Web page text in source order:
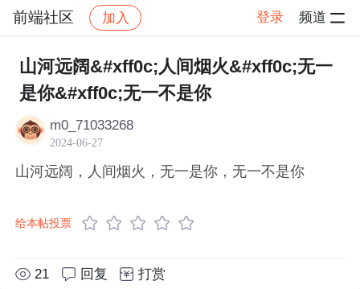
前端社区 加入 登录 频道
社区 前端社区 感慨 帖子详情
山河远阔&#xff0c;人间烟火&#xff0c;无一
是你&#xff0c;无一不是你
m0_71033268
2024-06-27
山河远阔，人间烟火，无一是你，无一不是你
给本帖投票
21 回复 打赏